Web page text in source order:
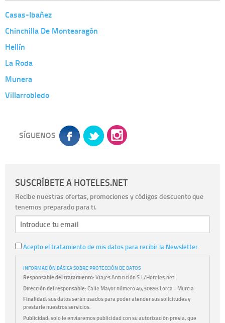
Casas-Ibañez
Chinchilla De Montearagón
Hellín
La Roda
Munera
Villarrobledo
SÍGUENOS
SUSCRÍBETE A HOTELES.NET
Recibe nuestras ofertas, promociones y códigos descuento que
tenemos preparado para ti.
Acepto el tratamiento de mis datos para recibir la Newsletter
INFORMACIÓN BÁSICA SOBRE PROTECCIÓN DE DATOS
Responsable del tratamiento:Viajes Anticiclón S.L/Hoteles.net
Dirección del responsable:Calle Mayor número 46,30893 Lorca - Murcia
Finalidad:sus datos serán usados para poder atender sus solicitudes y
prestarle nuestros servicios.
Publicidad:solo le enviaremos publicidad con su autorización previa, que